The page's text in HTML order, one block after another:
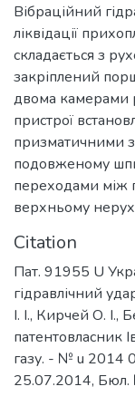
Вібраційний
ліквідації
складається з
закріплений
двома камерами
пристрої
призматичними
подовженому
переходами між
верхньому
Citation
Пат. 91955 U
гідравлічний
І. І., Кирчей О.
патентовласник
газу. - № u 2014
25.07.2014, Бюл.